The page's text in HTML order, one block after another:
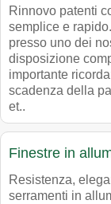
Rinnovo patenti
semplice e
presso uno dei
disposizione
importante
scadenza della
et..
Finestre in
Resistenza,
serramenti in